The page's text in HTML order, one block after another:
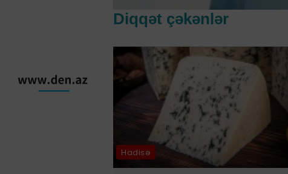
Diqqət çəkənlər
Hadisə